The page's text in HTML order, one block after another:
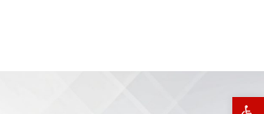
פתח סרגל נגישות